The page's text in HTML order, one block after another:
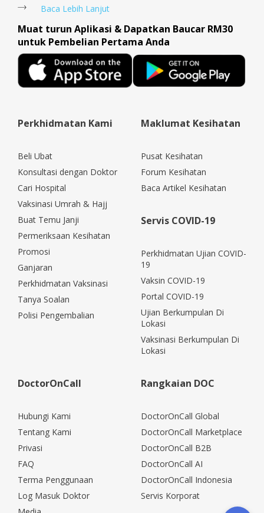
Baca Lebih Lanjut
Muat turun Aplikasi & Dapatkan Baucar RM30
untuk Pembelian Pertama Anda
Perkhidmatan Kami
Beli Ubat
Konsultasi dengan Doktor
Cari Hospital
Vaksinasi Umrah & Hajj
Buat Temu Janji
Permeriksaan Kesihatan
Promosi
Ganjaran
Perkhidmatan Vaksinasi
Tanya Soalan
Polisi Pengembalian
Maklumat Kesihatan
Pusat Kesihatan
Forum Kesihatan
Baca Artikel Kesihatan
Servis COVID-19
Perkhidmatan Ujian COVID-
19
Vaksin COVID-19
Portal COVID-19
Ujian Berkumpulan Di
Lokasi
Vaksinasi Berkumpulan Di
Lokasi
DoctorOnCall
Hubungi Kami
Tentang Kami
Privasi
FAQ
Terma Penggunaan
Log Masuk Doktor
Rangkaian DOC
DoctorOnCall Global
DoctorOnCall Marketplace
DoctorOnCall B2B
DoctorOnCall AI
DoctorOnCall Indonesia
Servis Korporat